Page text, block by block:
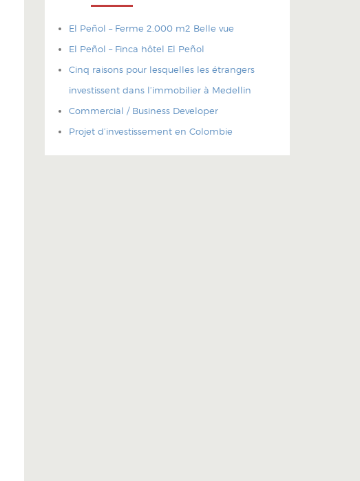
El Peñol – Ferme 2.000 m2 Belle vue
El Peñol – Finca hôtel El Peñol
Cinq raisons pour lesquelles les étrangers
investissent dans l’immobilier à Medellin
Commercial / Business Developer
Projet d’investissement en Colombie